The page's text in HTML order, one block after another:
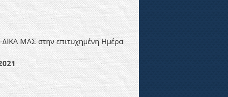
ΜΑΣ στην επιτυχημένη Ημέρα